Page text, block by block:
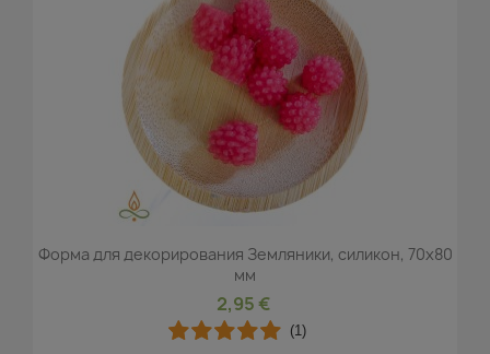
Форма для декорирования Земляники, силикон, 70x80
мм
2,95 €
(1)